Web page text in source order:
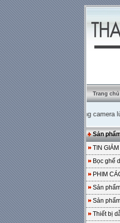
Trang chủ
10%---Mua DVD tặng camera lùi cao
Sản
TIN
Bọc ghế
PHIM
Sản
Sản
Thiết bị